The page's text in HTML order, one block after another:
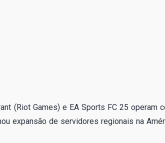
(Riot Games) e EA Sports FC 25 operam
expansão de servidores regionais na